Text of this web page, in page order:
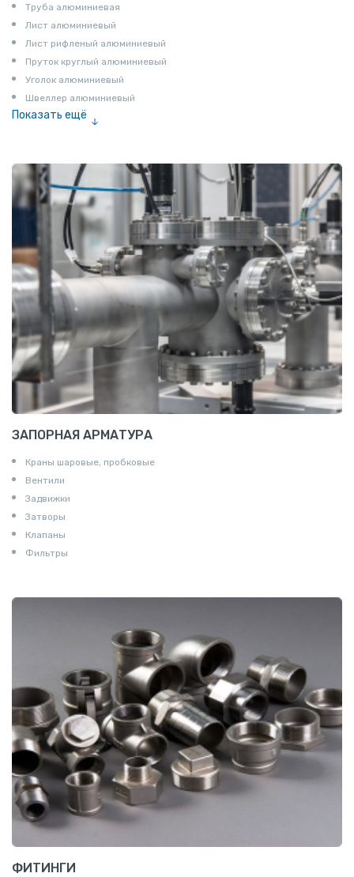
Труба алюминиевая
Лист алюминиевый
Лист рифленый алюминиевый
Пруток круглый алюминиевый
Уголок алюминиевый
Швеллер алюминиевый
Показать ещё
Шина электротехническая
Алюминиевая плита
Z профиль алюминиевый
Т профиль алюминиевый
Пруток квадратный алюминиевый
Полоса алюминиевая
Пруток шестигранный алюминиевый
ЗАПОРНАЯ АРМАТУРА
Краны шаровые, пробковые
Вентили
Задвижки
Затворы
Клапаны
Фильтры
ФИТИНГИ